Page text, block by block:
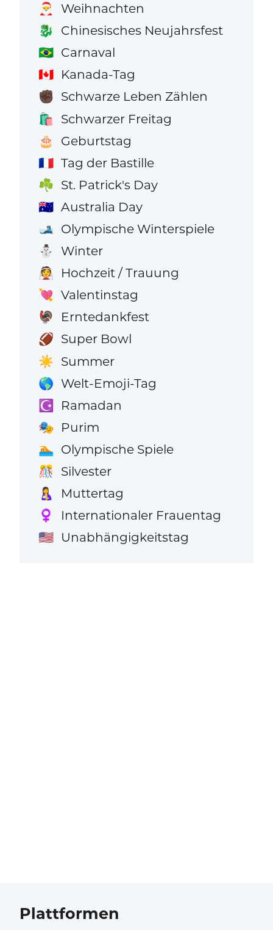
🎅 Weihnachten
🐉 Chinesisches Neujahrsfest
🇧🇷 Carnaval
🇨🇦 Kanada-Tag
✊🏿 Schwarze Leben Zählen
🛍️ Schwarzer Freitag
🎂 Geburtstag
🇫🇷 Tag der Bastille
☘️ St. Patrick's Day
🇦🇺 Australia Day
🎿 Olympische Winterspiele
⛄ Winter
👰 Hochzeit / Trauung
💘 Valentinstag
🦃 Erntedankfest
🏈 Super Bowl
☀️ Summer
🌎 Welt-Emoji-Tag
☪️ Ramadan
🎭 Purim
🏊 Olympische Spiele
🎊 Silvester
🤱 Muttertag
♀️ Internationaler Frauentag
🇺🇸 Unabhängigkeitstag
Plattformen